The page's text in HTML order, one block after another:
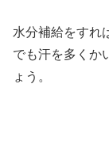
水分補給をすれ
でも汗を多くか
ょう。